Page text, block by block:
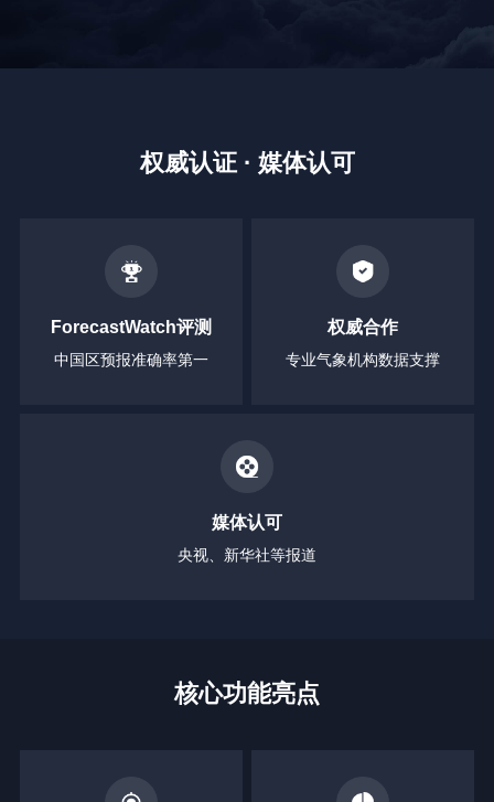
权威认证 · 媒体认可
ForecastWatch评测
中国区预报准确率第一
权威合作
专业气象机构数据支撑
媒体认可
央视、新华社等报道
核心功能亮点